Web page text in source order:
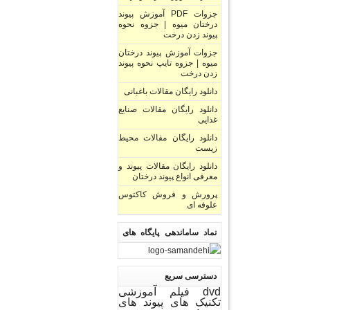
جزوات PDF آموزش پیوند
درختان میوه | جزوه نحوه
پیوند زدن درخت
جزوات آموزش پیوند درختان
میوه | جزوه تایپ نحوه پیوند
زدن درخت
دانلود رایگان مقالات باغبانی
دانلود رایگان مقالات صنایع
غذایی
دانلود رایگان مقالات محیط
زیست
دانلود رایگان مقالات پیوند و
معرفی انواع پیوند درختان
پرورش و فروش کاکتوس
علوفه ای
نماد ساماندهی پایگاه های
اینترنتی
دسترسی سریع
dvd فیلم آموزشی
تکنیک های پیوند های